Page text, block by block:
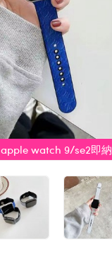
apple watch 9/se2即納